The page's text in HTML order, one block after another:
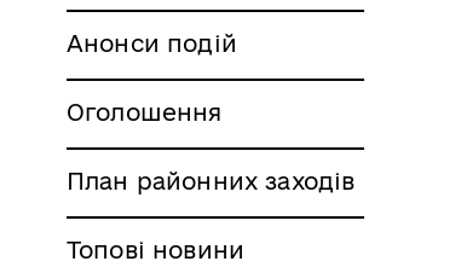
Анонси подій
Оголошення
План районних заходів
Топові новини